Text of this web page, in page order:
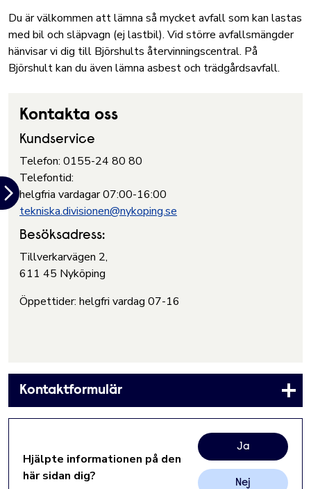
Du är välkommen att lämna så mycket avfall som kan lastas
med bil och släpvagn (ej lastbil). Vid större avfallsmängder
hänvisar vi dig till Björshults återvinningscentral. På
Björshult kan du även lämna asbest och trädgårdsavfall.
Kontakta oss
Kundservice
Telefon: 0155-24 80 80
Telefontid:
helgfria vardagar 07:00-16:00
tekniska.divisionen@nykoping.se
Besöksadress:
Tillverkarvägen 2,
611 45 Nyköping
Öppettider: helgfri vardag 07-16
Kontaktformulär
Hjälpte informationen på den
här sidan dig?
Ja
Nej